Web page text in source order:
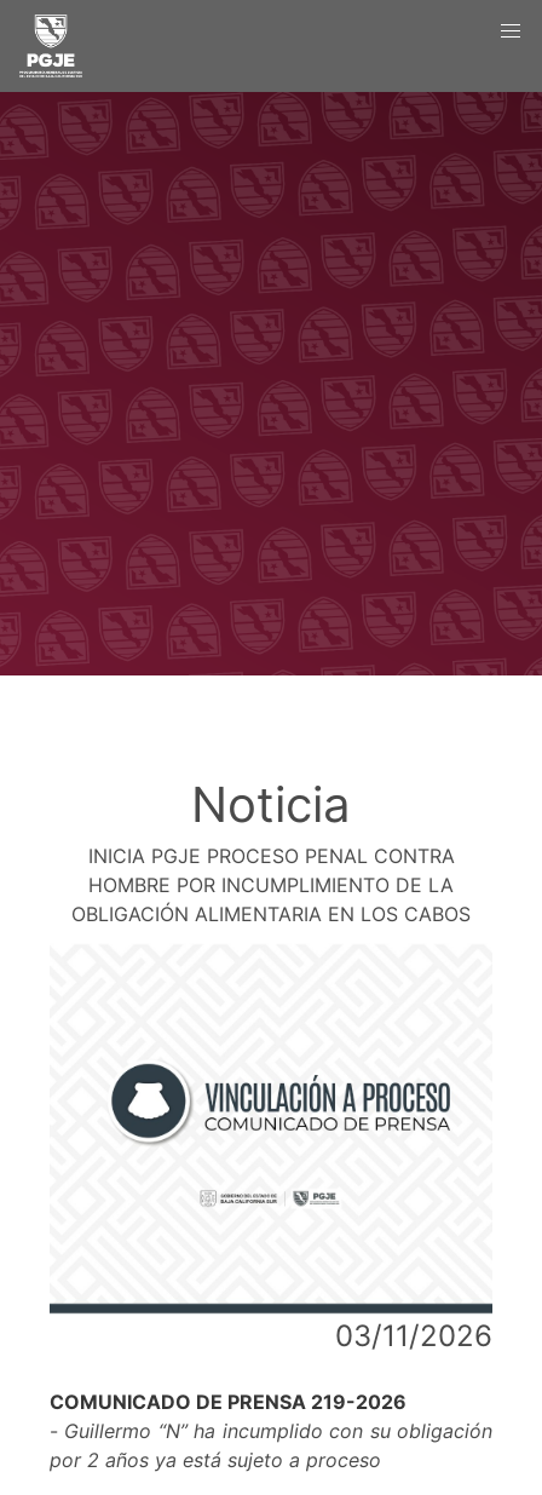
Noticia
INICIA PGJE PROCESO PENAL CONTRA
HOMBRE POR INCUMPLIMIENTO DE LA
OBLIGACIÓN ALIMENTARIA EN LOS CABOS
03/11/2026
COMUNICADO DE PRENSA 219-2026
- Guillermo “N” ha incumplido con su obligación
por 2 años ya está sujeto a proceso